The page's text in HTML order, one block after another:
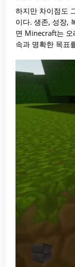
하지만 차이점도
이다. 생존, 성장,
면 Minecraft는 오
속과 명확한 목표